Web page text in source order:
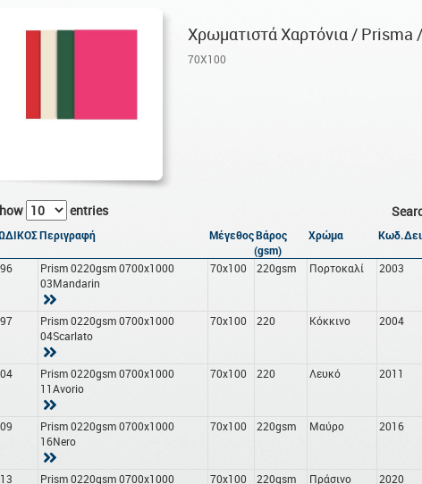
Χρωματιστά Χαρτόνια / Prisma
70X100
entries
Περιγραφή ΜέγεθοςΒάρος
(gsm)
Χρώμα
Prism 0220gsm 0700x1000
03Mandarin
70x100 220gsm Πορτοκαλί 2003
Prism 0220gsm 0700x1000
04Scarlato
70x100 220 Κόκκινο 2004
Prism 0220gsm 0700x1000
11Avorio
70x100 220 Λευκό 2011
Prism 0220gsm 0700x1000
16Nero
70x100 220gsm Μαύρο 2016
Prism 0220gsm 0700x1000 70x100 220gsm Πράσινο 2020